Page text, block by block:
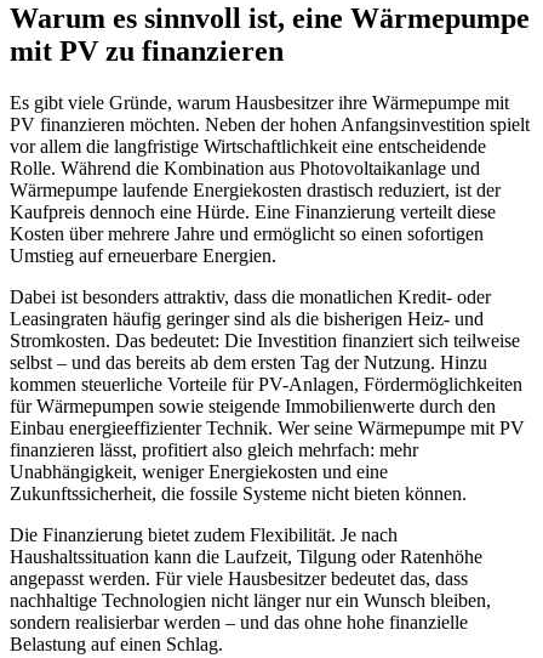
Warum es sinnvoll ist, eine Wärmepumpe
mit PV zu finanzieren
Es gibt viele Gründe, warum Hausbesitzer ihre Wärmepumpe mit
PV finanzieren möchten. Neben der hohen Anfangsinvestition spielt
vor allem die langfristige Wirtschaftlichkeit eine entscheidende
Rolle. Während die Kombination aus Photovoltaikanlage und
Wärmepumpe laufende Energiekosten drastisch reduziert, ist der
Kaufpreis dennoch eine Hürde. Eine Finanzierung verteilt diese
Kosten über mehrere Jahre und ermöglicht so einen sofortigen
Umstieg auf erneuerbare Energien.
Dabei ist besonders attraktiv, dass die monatlichen Kredit- oder
Leasingraten häufig geringer sind als die bisherigen Heiz- und
Stromkosten. Das bedeutet: Die Investition finanziert sich teilweise
selbst – und das bereits ab dem ersten Tag der Nutzung. Hinzu
kommen steuerliche Vorteile für PV-Anlagen, Fördermöglichkeiten
für Wärmepumpen sowie steigende Immobilienwerte durch den
Einbau energieeffizienter Technik. Wer seine Wärmepumpe mit PV
finanzieren lässt, profitiert also gleich mehrfach: mehr
Unabhängigkeit, weniger Energiekosten und eine
Zukunftssicherheit, die fossile Systeme nicht bieten können.
Die Finanzierung bietet zudem Flexibilität. Je nach
Haushaltssituation kann die Laufzeit, Tilgung oder Ratenhöhe
angepasst werden. Für viele Hausbesitzer bedeutet das, dass
nachhaltige Technologien nicht länger nur ein Wunsch bleiben,
sondern realisierbar werden – und das ohne hohe finanzielle
Belastung auf einen Schlag.